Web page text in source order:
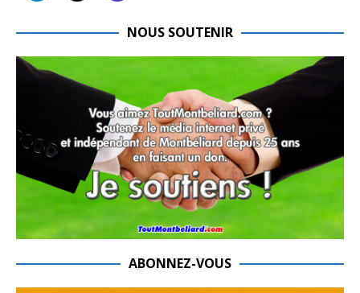
NOUS SOUTENIR
ABONNEZ-VOUS